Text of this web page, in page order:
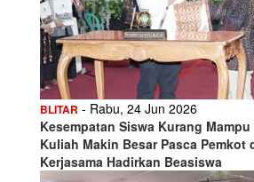
BLITAR - Rabu, 24 Jun 2026
Kesempatan Siswa Kurang
Kuliah Makin Besar Pasca Pemkot
Kerjasama Hadirkan Beasiswa